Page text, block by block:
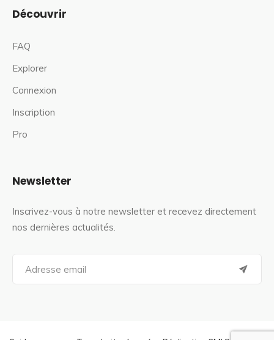
Découvrir
FAQ
Explorer
Connexion
Inscription
Pro
Newsletter
Inscrivez-vous à notre newsletter et recevez directement
nos dernières actualités.
a
f